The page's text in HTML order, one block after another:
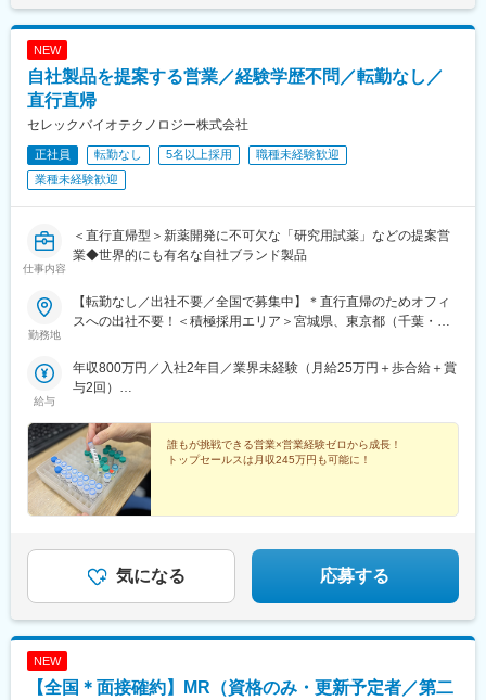
NEW
自社製品を提案する営業／経験学歴不問／転勤なし／
直行直帰
セレックバイオテクノロジー株式会社
正社員 転勤なし 5名以上採用
職種未経験歓迎
業種未経験歓迎
仕事内容
＜直行直帰型＞新薬開発に不可欠な「研究用試薬」などの提案営
業◆世界的にも有名な自社ブランド製品
勤務地
【転勤なし／出社不要／全国で募集中】＊直行直帰のためオフィ
スへの出社不要！＜積極採用エリア＞宮城県、東京都（千葉・埼
給与
年収800万円／入社2年目／業界未経験（月給25万円＋歩合給＋賞
与2回）
賞与2回）
誰もが挑戦できる営業×営業経験ゼロから成長！
トップセールスは月収245万円も可能に！
気になる 応募する
NEW
【全国＊面接確約】MR（資格のみ・更新予定者／第二